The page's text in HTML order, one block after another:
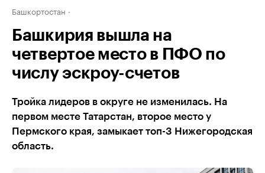
Башкортостан
Башкирия вышла на
четвертое место в ПФО по
числу эскроу-счетов
Тройка лидеров в округе не изменилась. На
первом месте Татарстан, второе место у
Пермского края, замыкает топ-3 Нижегородская
область.